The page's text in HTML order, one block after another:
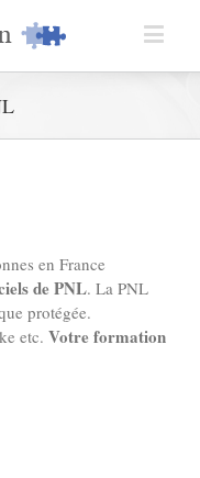
en France
de PNL. La PNL
protégée.
etc. Votre formation